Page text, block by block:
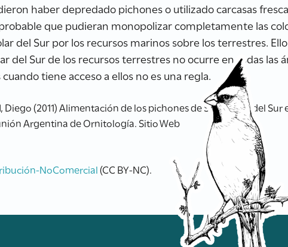
haber depredado pichones o utilizado carcasas
que pudieran monopolizar completamente las
del Sur por los recursos marinos sobre los terrestres. Ello
del Sur de los recursos terrestres no ocurre en todas las
tiene acceso a ellos no es una regla.
Diego (2011) Alimentación de los pichones de Skua Polar del Sur
Argentina de Ornitología. Sitio Web
NoComercial(CC BY-NC).